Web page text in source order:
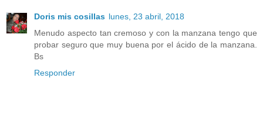
Doris mis cosillas lunes, 23 abril, 2018
Menudo aspecto tan cremoso y con la manzana tengo que
probar seguro que muy buena por el ácido de la manzana.
Bs
Responder